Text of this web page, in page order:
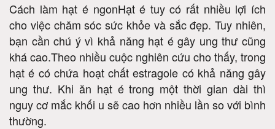
Cách làm hạt é ngonHạt é tuy có rất nhiều lợi ích
cho việc chăm sóc sức khỏe và sắc đẹp. Tuy nhiên,
bạn cần chú ý vì khả năng hạt é gây ung thư cũng
khá cao.Theo nhiều cuộc nghiên cứu cho thấy, trong
hạt é có chứa hoạt chất estragole có khả năng gây
ung thư. Khi ăn hạt é trong một thời gian dài thì
nguy cơ mắc khối u sẽ cao hơn nhiều lần so với bình
thường.